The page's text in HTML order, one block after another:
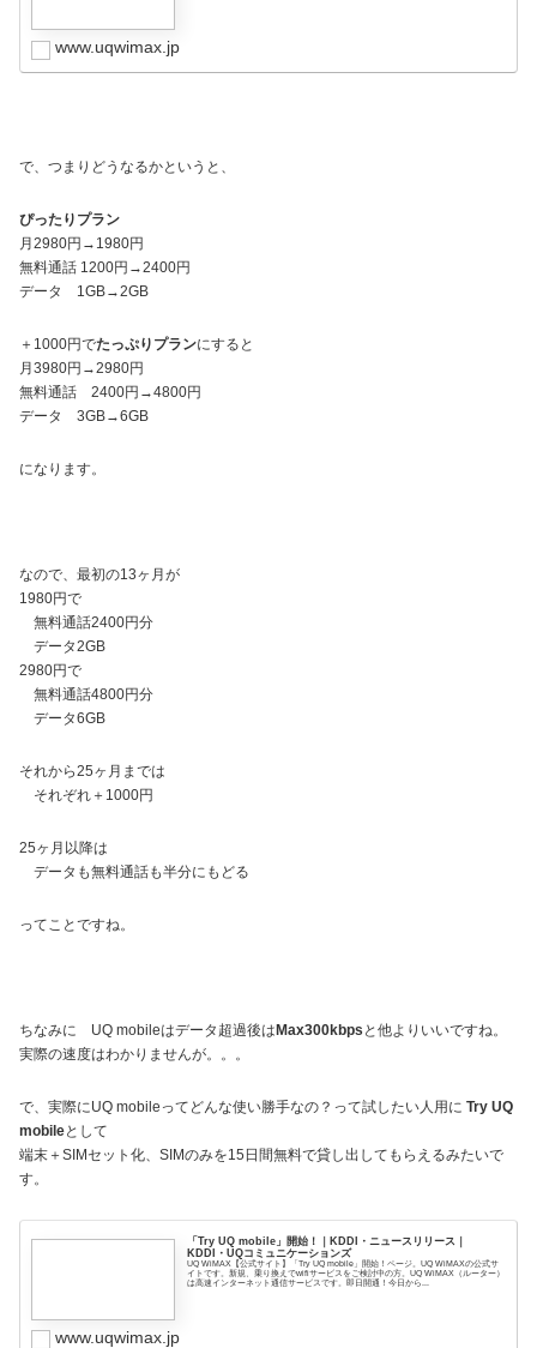
www.uqwimax.jp
で、つまりどうなるかというと、
ぴったりプラン
月2980円→1980円
無料通話 1200円→2400円
データ 1GB→2GB
＋1000円でたっぷりプランにすると
月3980円→2980円
無料通話 2400円→4800円
データ 3GB→6GB
になります。
なので、最初の13ヶ月が
1980円で
無料通話2400円分
データ2GB
2980円で
無料通話4800円分
データ6GB
それから25ヶ月までは
それぞれ＋1000円
25ヶ月以降は
データも無料通話も半分にもどる
ってことですね。
ちなみに UQ mobileはデータ超過後はMax300kbps と他よりいいですね。
実際の速度はわかりませんが。。。
で、実際にUQ mobileってどんな使い勝手なの？って試したい人用に Try UQ
mobileとして
端末＋SIMセット化、SIMのみを15日間無料で貸し出してもらえるみたいで
す。
「Try UQ mobile」開始！｜KDDI・ニュースリリース｜
KDDI・UQコミュニケーションズ
UQ WiMAX【公式サイト】「Try UQ mobile」開始！ページ。UQ WiMAXの公式サ
イトです。新規、乗り換えでwifiサービスをご検討中の方。UQ WiMAX（ルーター）
は高速インターネット通信サービスです。即日開通！今日から...
www.uqwimax.jp